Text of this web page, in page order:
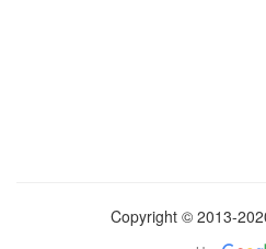
Copyright © 2013-